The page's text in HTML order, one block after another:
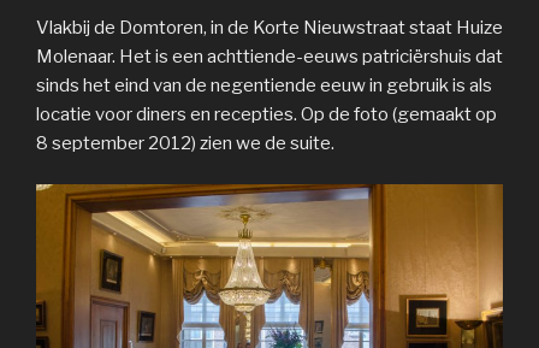
Vlakbij de Domtoren, in de Korte Nieuwstraat staat Huize
Molenaar. Het is een achttiende-eeuws patriciërshuis dat
sinds het eind van de negentiende eeuw in gebruik is als
locatie voor diners en recepties. Op de foto (gemaakt op
8 september 2012) zien we de suite.